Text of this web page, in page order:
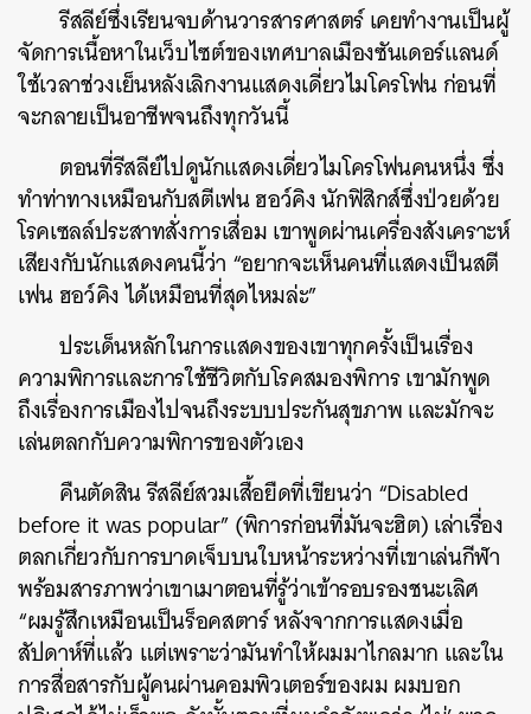
รีสลีย์ซึ่งเรียนจบด้านวารสารศาสตร์ เคยทำงานเป็นผู้
จัดการเนื้อหาในเว็บไซต์ของเทศบาลเมืองซันเดอร์แลนด์
ใช้เวลาช่วงเย็นหลังเลิกงานแสดงเดี่ยวไมโครโฟน ก่อนที่
จะกลายเป็นอาชีพจนถึงทุกวันนี้
ตอนที่รีสลีย์ไปดูนักแสดงเดี่ยวไมโครโฟนคนหนึ่ง ซึ่ง
ทำท่าทางเหมือนกับสตีเฟน ฮอว์คิง นักฟิสิกส์ซึ่งป่วยด้วย
โรคเซลล์ประสาทสั่งการเสื่อม เขาพูดผ่านเครื่องสังเคราะห์
เสียงกับนักแสดงคนนี้ว่า “อยากจะเห็นคนที่แสดงเป็นสตี
เฟน ฮอว์คิง ได้เหมือนที่สุดไหมล่ะ”
ประเด็นหลักในการแสดงของเขาทุกครั้งเป็นเรื่อง
ความพิการและการใช้ชีวิตกับโรคสมองพิการ เขามักพูด
ถึงเรื่องการเมืองไปจนถึงระบบประกันสุขภาพ และมักจะ
เล่นตลกกับความพิการของตัวเอง
คืนตัดสิน รีสลีย์สวมเสื้อยืดที่เขียนว่า “Disabled
before it was popular” (พิการก่อนที่มันจะฮิต) เล่าเรื่อง
ตลกเกี่ยวกับการบาดเจ็บบนใบหน้าระหว่างที่เขาเล่นกีฬา
พร้อมสารภาพว่าเขาเมาตอนที่รู้ว่าเข้ารอบรองชนะเลิศ
“ผมรู้สึกเหมือนเป็นร็อคสตาร์ หลังจากการแสดงเมื่อ
สัปดาห์ที่แล้ว แต่เพราะว่ามันทำให้ผมมาไกลมาก และใน
การสื่อสารกับผู้คนผ่านคอมพิวเตอร์ของผม ผมบอก